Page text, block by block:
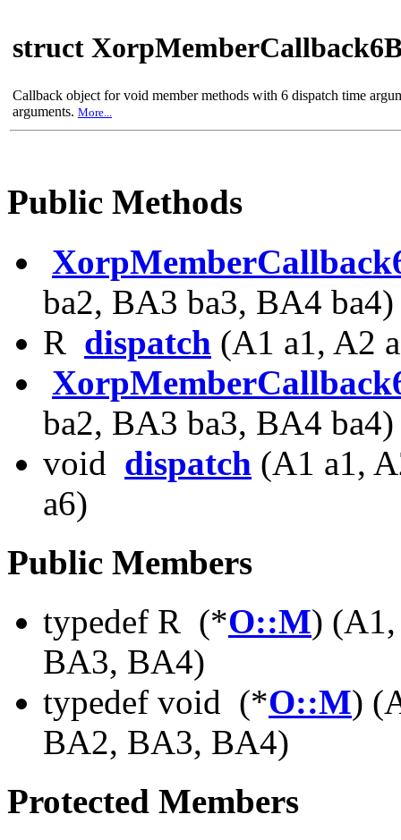
struct
Callback object for void member methods with 6 dispatch time
arguments. More...
Public Methods
ba2, BA3 ba3, BA4 ba4)
R dispatch (A1 a1, A2
ba2, BA3 ba3, BA4 ba4)
void dispatch (A1 a1,
a6)
Public Members
typedef R (*O::M)
BA3, BA4)
typedef void (*O::M)
BA2, BA3, BA4)
Protected Members